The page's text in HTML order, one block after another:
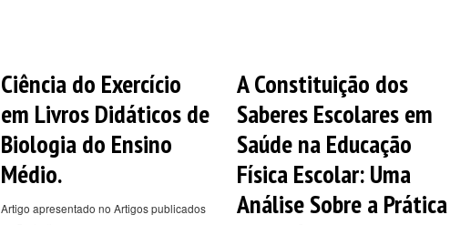
Ciência do Exercício
em Livros Didáticos de
Biologia do Ensino
Médio.
Artigo apresentado no Artigos publicados
A Constituição dos
Saberes Escolares em
Saúde na Educação
Física Escolar: Uma
Análise Sobre a Prática